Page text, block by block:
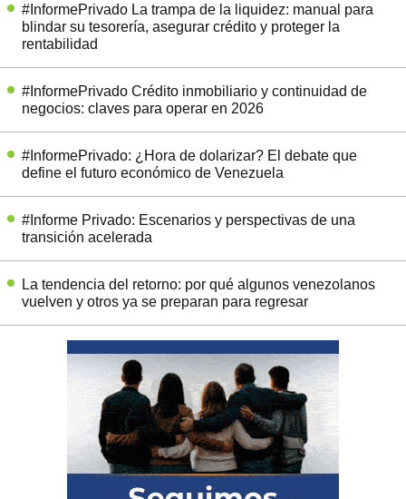
#InformePrivado La trampa de la liquidez: manual para
blindar su tesorería, asegurar crédito y proteger la
rentabilidad
#InformePrivado Crédito inmobiliario y continuidad de
negocios: claves para operar en 2026
#InformePrivado: ¿Hora de dolarizar? El debate que
define el futuro económico de Venezuela
#Informe Privado: Escenarios y perspectivas de una
transición acelerada
La tendencia del retorno: por qué algunos venezolanos
vuelven y otros ya se preparan para regresar